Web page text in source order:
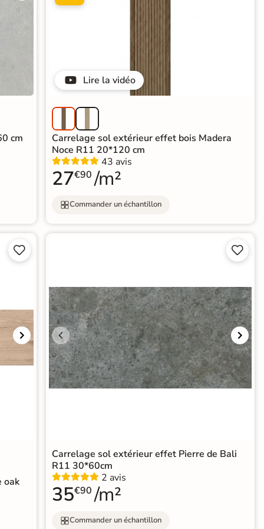
cm
Lire la vidéo
Carrelage sol extérieur effet bois Madera
Noce R11 20*120 cm
43 avis
27€90 /m²
Commander un échantillon


oak


Carrelage sol extérieur effet Pierre de Bali
R11 30*60cm
2 avis
35€90 /m²
Commander un échantillon